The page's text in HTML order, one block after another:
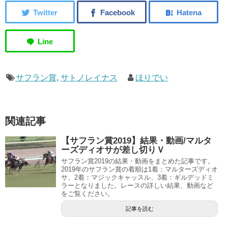
サフラン賞, サトノレイナス ほりでい
関連記事
【サフラン賞2019】結果・動画/マルタ
ーズディオサが差し切りＶ
サフラン賞2019の結果・動画をまとめた記事です。
2019年のサフラン賞の着順は1着：マルターズディオ
サ、2着：マジックキャッスル、3着：ギルデッドミ
ラーとなりました。レースの詳しい結果、動画など
をご覧ください。
記事を読む